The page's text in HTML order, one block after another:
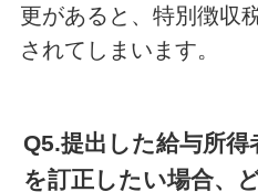
更があると、特別徴収
されてしまいます。
Q5.提出した給与所
を訂正したい場合、